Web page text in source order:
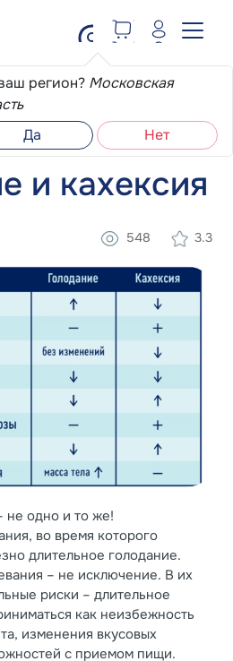
регион? Московская
Да
Нет
и кахексия
548 3.3
не одно и то же!
во время которого
длительное голодание.
– не исключение. В их
риски – длительное
как неизбежность
изменения вкусовых
с приемом пищи.